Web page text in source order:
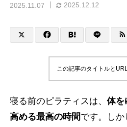
2025.11.07 2025.12.12
この記事のタイトルと
寝る前のピラティスは、 体を
高める最高の時間です。しか